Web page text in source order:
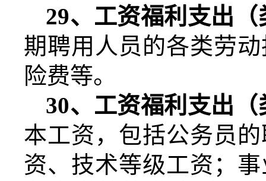
29、工资福利支出（
期聘用人员的各类劳
险费等。
30、工资福利支出
本工资，包括公务员
资、技术等级工资；